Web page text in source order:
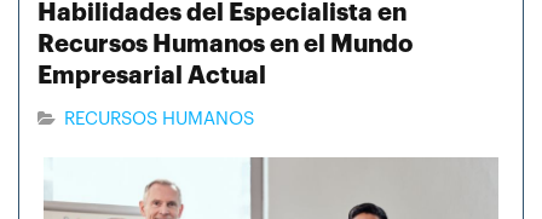
Habilidades del Especialista en
Recursos Humanos en el Mundo
Empresarial Actual
RECURSOS HUMANOS